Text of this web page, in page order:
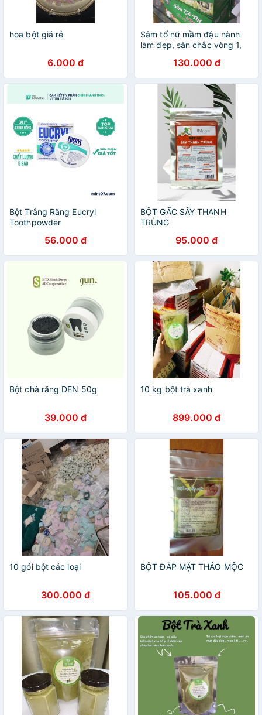
hoa bột giá rẻ
6.000 đ
Sâm tố nữ mầm đậu nành
làm đẹp, săn chắc vòng 1,
130.000 đ
Bột Trắng Răng Eucryl
Toothpowder
56.000 đ
BỘT GẤC SẤY THANH
TRÙNG
95.000 đ
Bột chà răng DEN 50g
39.000 đ
10 kg bột trà xanh
899.000 đ
10 gói bột các loại
300.000 đ
BỘT ĐẮP MẶT THẢO MỘC
105.000 đ